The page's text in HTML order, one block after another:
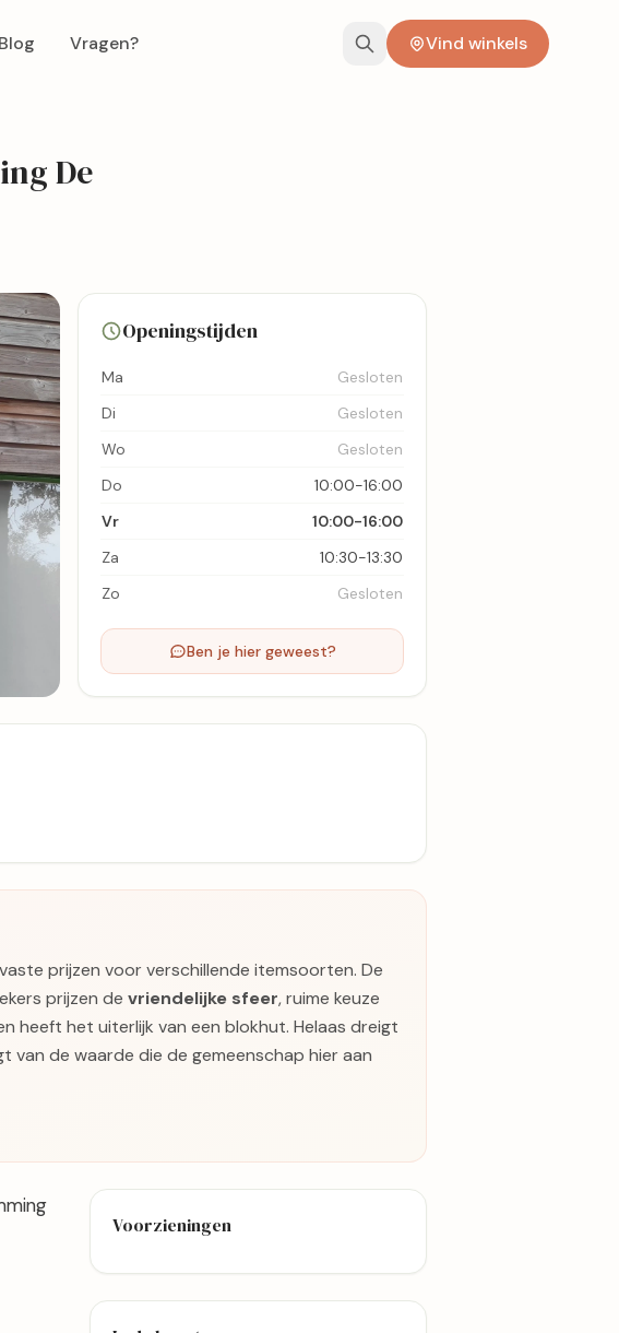
Blog Vragen? Vind winkels
De
Openingstijden
Ma
Gesloten
Di
Gesloten
Wo
Gesloten
Do
10:00-16:00
Vr
10:00-16:00
Za
10:30-13:30
Zo
Gesloten
Ben je hier geweest?
prijzen voor verschillende itemsoorten. De
prijzen de vriendelijke sfeer, ruime keuze
heeft het uiterlijk van een blokhut. Helaas dreigt
de waarde die de gemeenschap hier aan
Voorzieningen